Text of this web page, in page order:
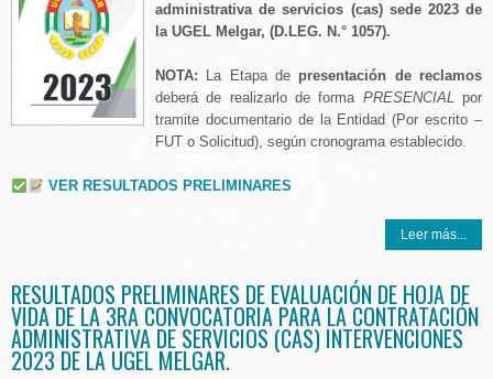
administrativa de servicios (cas) sede 2023 de
la UGEL Melgar, (D.LEG. N.° 1057).
NOTA: La Etapa de presentación de reclamos
deberá de realizarlo de forma PRESENCIALpor
tramite documentario de la Entidad (Por escrito –
FUT o Solicitud), según cronograma establecido.
VER RESULTADOS PRELIMINARES
Leer más...
RESULTADOS PRELIMINARES DE EVALUACIÓN DE HOJA DE
VIDA DE LA 3RA CONVOCATORIA PARA LA CONTRATACIÓN
ADMINISTRATIVA DE SERVICIOS (CAS) INTERVENCIONES
2023 DE LA UGEL MELGAR.